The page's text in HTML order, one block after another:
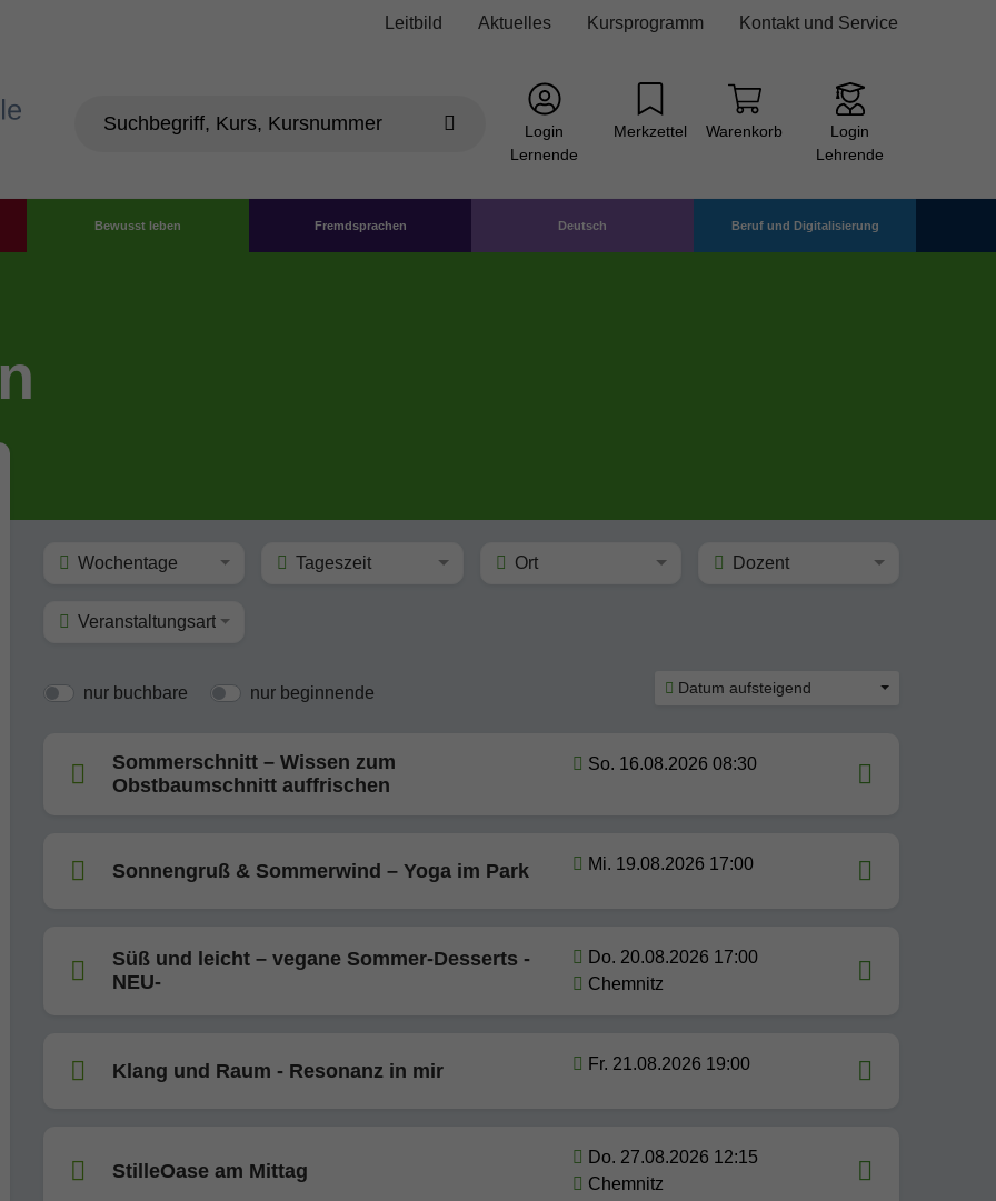
Leitbild Aktuelles Kursprogramm Kontakt und Service
Login
Lernende
Merkzettel Warenkorb
Login
Lehrende
Bewusst leben Fremdsprachen Deutsch Beruf und Digitalisierung
Wochentage Tageszeit Ort Dozent
Veranstaltungsart
nur buchbare nur beginnende Datum aufsteigend
Sommerschnitt – Wissen zum
Obstbaumschnitt auffrischen
So. 16.08.2026 08:30
Sonnengruß & Sommerwind – Yoga im Park Mi. 19.08.2026 17:00
Süß und leicht – vegane Sommer-Desserts -
NEU-
Do. 20.08.2026 17:00
Chemnitz
Klang und Raum - Resonanz in mir Fr. 21.08.2026 19:00
StilleOase am Mittag
Do. 27.08.2026 12:15
Chemnitz